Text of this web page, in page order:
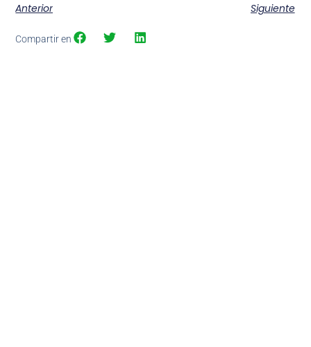
Anterior Siguiente
Compartir en